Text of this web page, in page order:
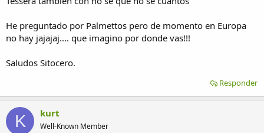
He preguntado por Palmettos pero de momento en Europa
no hay jajajaj.... que imagino por donde vas!!!
Saludos Sitocero.
Responder
K kurt
Well-Known Member